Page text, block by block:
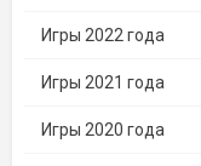
Игры 2022 года
Игры 2021 года
Игры 2020 года